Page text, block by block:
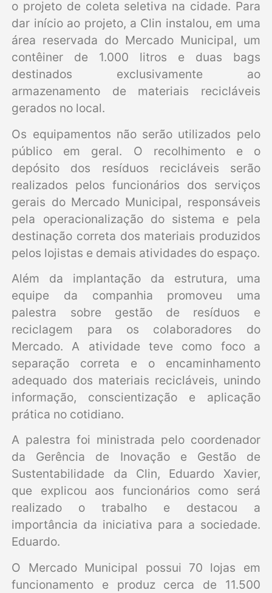
o projeto de coleta seletiva na cidade. Para
dar início ao projeto, a Clin instalou, em uma
área reservada do Mercado Municipal, um
contêiner de 1.000 litros e duas bags
destinados exclusivamente ao
armazenamento de materiais recicláveis
gerados no local.
Os equipamentos não serão utilizados pelo
público em geral. O recolhimento e o
depósito dos resíduos recicláveis serão
realizados pelos funcionários dos serviços
gerais do Mercado Municipal, responsáveis
pela operacionalização do sistema e pela
destinação correta dos materiais produzidos
pelos lojistas e demais atividades do espaço.
Além da implantação da estrutura, uma
equipe da companhia promoveu uma
palestra sobre gestão de resíduos e
reciclagem para os colaboradores do
Mercado. A atividade teve como foco a
separação correta e o encaminhamento
adequado dos materiais recicláveis, unindo
informação, conscientização e aplicação
prática no cotidiano.
A palestra foi ministrada pelo coordenador
da Gerência de Inovação e Gestão de
Sustentabilidade da Clin, Eduardo Xavier,
que explicou aos funcionários como será
realizado o trabalho e destacou a
importância da iniciativa para a sociedade.
Eduardo.
O Mercado Municipal possui 70 lojas em
funcionamento e produz cerca de 11.500